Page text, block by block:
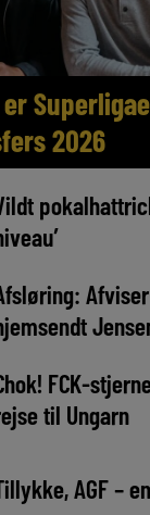
2026
FCK-
til Ungarn
AGF –